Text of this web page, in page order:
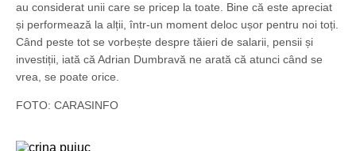
au considerat unii care se pricep la toate. Bine că este apreciat
și performează la alții, într-un moment deloc ușor pentru noi toți.
Când peste tot se vorbește despre tăieri de salarii, pensii și
investiții, iată că Adrian Dumbravă ne arată că atunci când se
vrea, se poate orice.
FOTO: CARASINFO